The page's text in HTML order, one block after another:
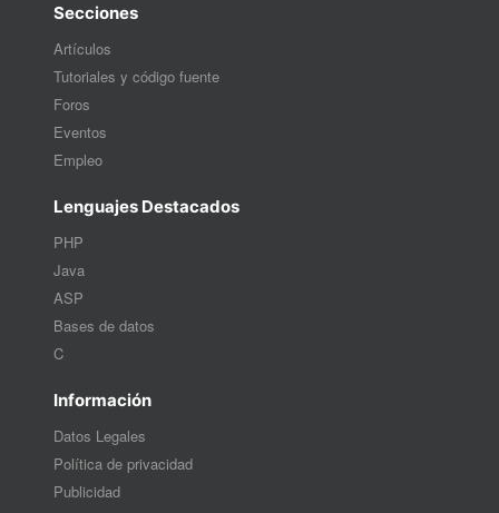
Secciones
Artículos
Tutoriales y código fuente
Foros
Eventos
Empleo
Lenguajes Destacados
PHP
Java
ASP
Bases de datos
C
Información
Datos Legales
Política de privacidad
Publicidad